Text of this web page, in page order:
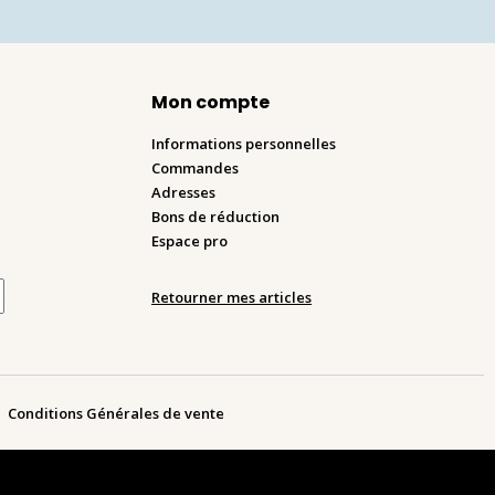
Mon compte
Informations personnelles
Commandes
Adresses
Bons de réduction
Espace pro
Retourner mes articles
Conditions Générales de vente